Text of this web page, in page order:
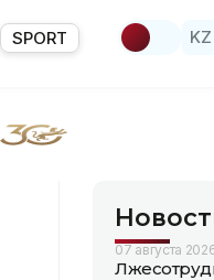
SPORT KZ
07 августа